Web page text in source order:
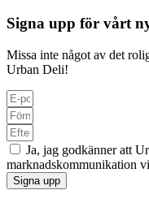
Signa upp för vårt
Missa inte något av det
Urban Deli!
Ja, jag godkänner att
marknadskommunikation
Signa upp